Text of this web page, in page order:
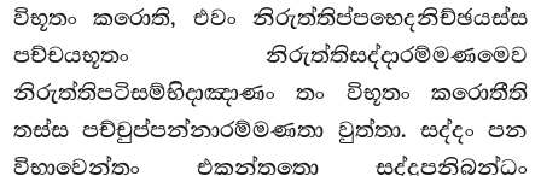
විභූතං කරොති, එවං නිරුත්තිප්පභෙදනිච්ඡයස්ස
පච්චයභූතං නිරුත්තිසද්දාරම්මණමෙව
නිරුත්තිපටිසම්භිදාඤාණං තං විභූතං කරොතීති
තස්ස පච්චුප්පන්නාරම්මණතා වුත්තා. සද්දං පන
විභාවෙන්තං එකන්තතො සද්දූපනිබන්ධං